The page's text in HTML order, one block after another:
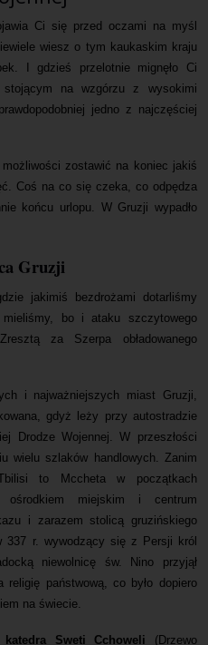
Ci się przed oczami na myśl
wiesz o tym kaukaskim kraju
I gdzieś przelotnie mignęło Ci
na wzgórzu z wysokimi
jedno z najczęściej
zostawić na koniec jakiś
Coś na co się czeka, co odpędza
końcu urlopu. W Gruzji wypadło
Gruzji
jakimiś bezdrożami dotarliśmy
bo i ataku szczytowego
za Szerpa obładowanego
i najważniejszych miast Gruzji,
gdyż leży przy autostradzie
Drodze Wojennej.W przeszłości
wielu szlaków handlowych. Zanim
to Mccheta w początkach
ośrodkiem miejskim i centrum
i zarazem stolicą gruzińskiego
337 r. wywodzący się z Persji król
niewolnicę św. Nino przyjął
państwową, co było dopiero
na świecie.
katedra Sweti Cchoweli (Drzewo